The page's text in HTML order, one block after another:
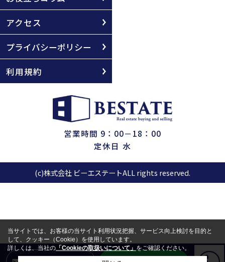
アクセス
プライバシーポリシー
利用規約
営業時間 9：00－18：00
定休日 水
(c)株式会社 ビーエステートALL rights reserved.
当サイトでは、お客様の当サイト利用状況把握、サービス向上検討を目的と
して、クッキー（Cookie）を使用しています。
詳しくは、当社の「Cookieの取扱いについて」をご確認ください。